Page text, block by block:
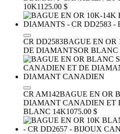
10K1125.00 $
CR DD2583BAGUE EN OR
DE DIAMANTSOR BLANC
CR AM142BAGUE EN OR
DIAMANT CANADIEN ET
BLANC 14K1075.00 $